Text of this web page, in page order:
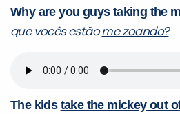
Why are you guys taking the
que vocês estãome zoando?
The kids take the mickey out